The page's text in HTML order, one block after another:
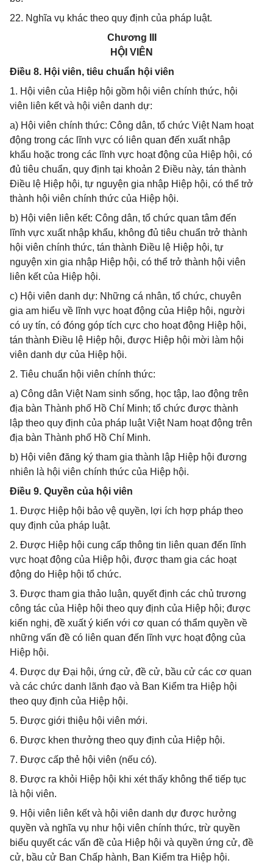
22. Nghĩa vụ khác theo quy định của pháp luật.
Chương III
HỘI VIÊN
Điều 8. Hội viên, tiêu chuẩn hội viên
1. Hội viên của Hiệp hội gồm hội viên chính thức, hội
viên liên kết và hội viên danh dự:
a) Hội viên chính thức: Công dân, tổ chức Việt Nam hoạt
động trong các lĩnh vực có liên quan đến xuất nhập
khẩu hoặc trong các lĩnh vực hoạt động của Hiệp hội, có
đủ tiêu chuẩn, quy định tại khoản 2 Điều này, tán thành
Điều lệ Hiệp hội, tự nguyện gia nhập Hiệp hội, có thể trở
thành hội viên chính thức của Hiệp hội.
b) Hội viên liên kết: Công dân, tổ chức quan tâm đến
lĩnh vực xuất nhập khẩu, không đủ tiêu chuẩn trở thành
hội viên chính thức, tán thành Điều lệ Hiệp hội, tự
nguyện xin gia nhập Hiệp hội, có thể trở thành hội viên
liên kết của Hiệp hội.
c) Hội viên danh dự: Những cá nhân, tổ chức, chuyên
gia am hiểu về lĩnh vực hoạt động của Hiệp hội, người
có uy tín, có đóng góp tích cực cho hoạt động Hiệp hội,
tán thành Điều lệ Hiệp hội, được Hiệp hội mời làm hội
viên danh dự của Hiệp hội.
2. Tiêu chuẩn hội viên chính thức:
a) Công dân Việt Nam sinh sống, học tập, lao động trên
địa bàn Thành phố Hồ Chí Minh; tổ chức được thành
lập theo quy định của pháp luật Việt Nam hoạt động trên
địa bàn Thành phố Hồ Chí Minh.
b) Hội viên đăng ký tham gia thành lập Hiệp hội đương
nhiên là hội viên chính thức của Hiệp hội.
Điều 9. Quyền của hội viên
1. Được Hiệp hội bảo vệ quyền, lợi ích hợp pháp theo
quy định của pháp luật.
2. Được Hiệp hội cung cấp thông tin liên quan đến lĩnh
vực hoạt động của Hiệp hội, được tham gia các hoạt
động do Hiệp hội tổ chức.
3. Được tham gia thảo luận, quyết định các chủ trương
công tác của Hiệp hội theo quy định của Hiệp hội; được
kiến nghị, đề xuất ý kiến với cơ quan có thẩm quyền về
những vấn đề có liên quan đến lĩnh vực hoạt động của
Hiệp hội.
4. Được dự Đại hội, ứng cử, đề cử, bầu cử các cơ quan
và các chức danh lãnh đạo và Ban Kiểm tra Hiệp hội
theo quy định của Hiệp hội.
5. Được giới thiệu hội viên mới.
6. Được khen thưởng theo quy định của Hiệp hội.
7. Được cấp thẻ hội viên (nếu có).
8. Được ra khỏi Hiệp hội khi xét thấy không thể tiếp tục
là hội viên.
9. Hội viên liên kết và hội viên danh dự được hưởng
quyền và nghĩa vụ như hội viên chính thức, trừ quyền
biểu quyết các vấn đề của Hiệp hội và quyền ứng cử, đề
cử, bầu cử Ban Chấp hành, Ban Kiểm tra Hiệp hội.